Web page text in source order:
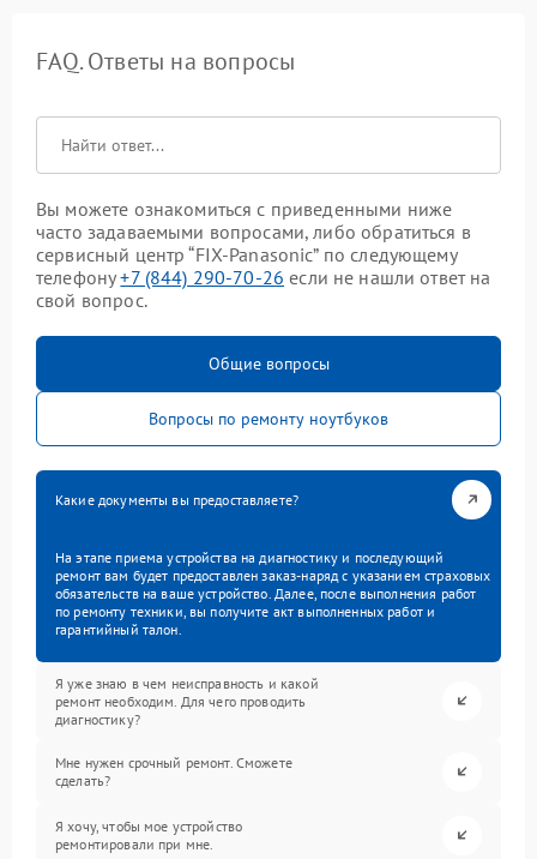
FAQ. Ответы на вопросы
Вы можете ознакомиться с приведенными ниже
часто задаваемыми вопросами, либо обратиться в
сервисный центр “FIX-Panasonic” по следующему
телефону+7 (844) 290-70-26 если не нашли ответ на
свой вопрос.
Общие вопросы
Вопросы по ремонту ноутбуков
Какие документы вы предоставляете?
На этапе приема устройства на диагностику и последующий
ремонт вам будет предоставлен заказ-наряд с указанием страховых
обязательств на ваше устройство. Далее, после выполнения работ
по ремонту техники, вы получите акт выполненных работ и
гарантийный талон.
Я уже знаю в чем неисправность и какой
ремонт необходим. Для чего проводить
диагностику?
Мне нужен срочный ремонт. Сможете
сделать?
Я хочу, чтобы мое устройство
ремонтировали при мне.